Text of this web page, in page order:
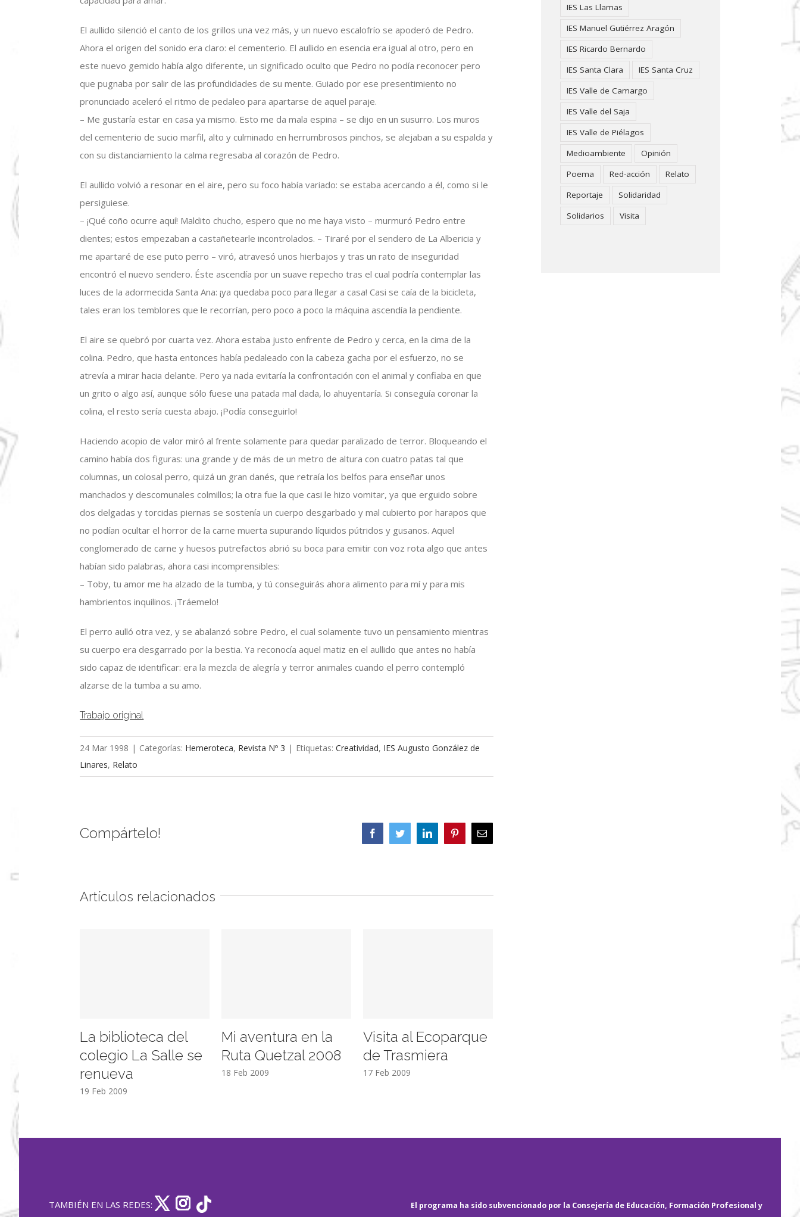
El aullido silenció el canto de los grillos una vez más, y un nuevo escalofrío se apoderó de Pedro.
Ahora el origen del sonido era claro: el cementerio. El aullido en esencia era igual al otro, pero en
este nuevo gemido había algo diferente, un significado oculto que Pedro no podía reconocer pero
que pugnaba por salir de las profundidades de su mente. Guiado por ese presentimiento no
pronunciado aceleró el ritmo de pedaleo para apartarse de aquel paraje.
– Me gustaría estar en casa ya mismo. Esto me da mala espina – se dijo en un susurro. Los muros
del cementerio de sucio marfil, alto y culminado en herrumbrosos pinchos, se alejaban a su espalda y
con su distanciamiento la calma regresaba al corazón de Pedro.
El aullido volvió a resonar en el aire, pero su foco había variado: se estaba acercando a él, como si le
persiguiese.
– ¡Qué coño ocurre aquí! Maldito chucho, espero que no me haya visto – murmuró Pedro entre
dientes; estos empezaban a castañetearle incontrolados. – Tiraré por el sendero de La Albericia y
me apartaré de ese puto perro – viró, atravesó unos hierbajos y tras un rato de inseguridad
encontró el nuevo sendero. Éste ascendía por un suave repecho tras el cual podría contemplar las
luces de la adormecida Santa Ana: ¡ya quedaba poco para llegar a casa! Casi se caía de la bicicleta,
tales eran los temblores que le recorrían, pero poco a poco la máquina ascendía la pendiente.
El aire se quebró por cuarta vez. Ahora estaba justo enfrente de Pedro y cerca, en la cima de la
colina. Pedro, que hasta entonces había pedaleado con la cabeza gacha por el esfuerzo, no se
atrevía a mirar hacia delante. Pero ya nada evitaría la confrontación con el animal y confiaba en que
un grito o algo así, aunque sólo fuese una patada mal dada, lo ahuyentaría. Si conseguía coronar la
colina, el resto sería cuesta abajo. ¡Podía conseguirlo!
Haciendo acopio de valor miró al frente solamente para quedar paralizado de terror. Bloqueando el
camino había dos figuras: una grande y de más de un metro de altura con cuatro patas tal que
columnas, un colosal perro, quizá un gran danés, que retraía los belfos para enseñar unos
manchados y descomunales colmillos; la otra fue la que casi le hizo vomitar, ya que erguido sobre
dos delgadas y torcidas piernas se sostenía un cuerpo desgarbado y mal cubierto por harapos que
no podían ocultar el horror de la carne muerta supurando líquidos pútridos y gusanos. Aquel
conglomerado de carne y huesos putrefactos abrió su boca para emitir con voz rota algo que antes
habían sido palabras, ahora casi incomprensibles:
– Toby, tu amor me ha alzado de la tumba, y tú conseguirás ahora alimento para mí y para mis
hambrientos inquilinos. ¡Tráemelo!
El perro aulló otra vez, y se abalanzó sobre Pedro, el cual solamente tuvo un pensamiento mientras
su cuerpo era desgarrado por la bestia. Ya reconocía aquel matiz en el aullido que antes no había
sido capaz de identificar: era la mezcla de alegría y terror animales cuando el perro contempló
alzarse de la tumba a su amo.
Trabajo original
24 Mar 1998 | Categorías: Hemeroteca, Revista Nº 3 | Etiquetas:Creatividad, IES Augusto González de
Linares, Relato
Compártelo! FacebookTwitterLinkedIn PinterestCorreo
electrónico
Artículos relacionados
La biblioteca del
colegio La Salle se
renueva
19 Feb 2009
Mi aventura en la
Ruta Quetzal 2008
18 Feb 2009
Visita al Ecoparque
de Trasmiera
17 Feb 2009
IES Las Llamas
IES Manuel Gutiérrez Aragón
IES Ricardo Bernardo
IES Santa Clara
IES Santa Cruz
IES Valle de Camargo
IES Valle del Saja
IES Valle de Piélagos
Medioambiente
Opinión
Poema
Red-acción
Relato
Reportaje
Solidaridad
Solidarios
Visita
TAMBIÉN EN LAS REDES: El programa ha sido subvencionado por la Consejería de Educación, Formación Profesional y